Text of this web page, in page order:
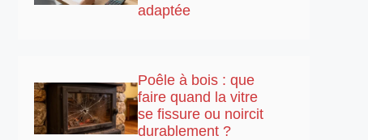
adaptée
Poêle à bois : que
faire quand la vitre
se fissure ou noircit
durablement ?